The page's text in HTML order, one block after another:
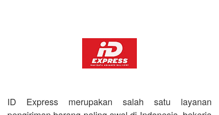
ID Express merupakan salah satu layanan